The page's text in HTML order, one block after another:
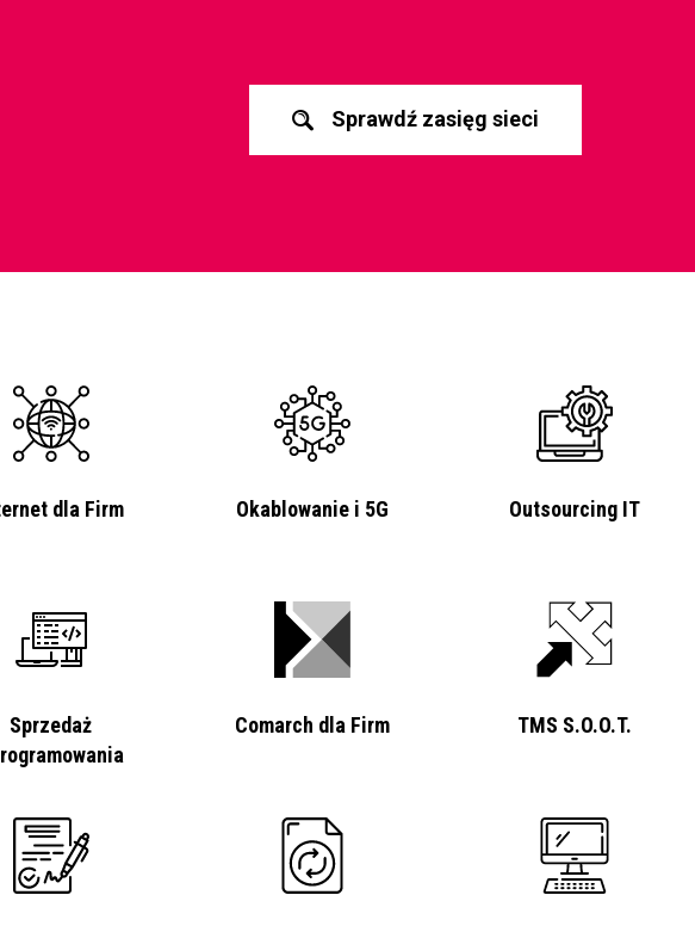
Sprawdź zasięg sieci
dla Firm Okablowanie i 5G Outsourcing IT
Sprzedaż
Comarch dla Firm TMS S.O.O.T.